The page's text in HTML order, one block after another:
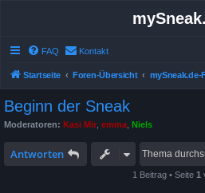
FAQ Kontakt
Startseite Foren-Übersicht mySneak.de-
Beginn der Sneak
Moderatoren: Kasi Mir emma Niels
Antworten
1 Beitrag • Seite 1